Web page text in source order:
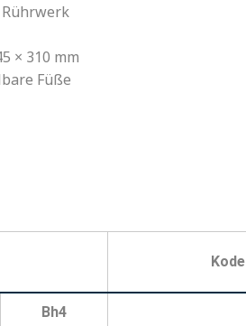
× 310 mm
Füße
Kode
Bh4